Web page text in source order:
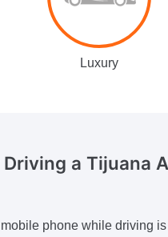
Luxury
a Tijuana
phone while driving